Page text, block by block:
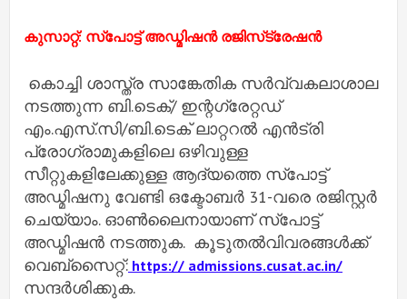
കുസാറ്റ്: സ്‌പോട്ട് അഡ്മിഷന്‍ രജിസ്‌ട്രേഷന്‍
കൊച്ചി ശാസ്ത്ര സാങ്കേതിക സര്‍വ്വകലാശാല
നടത്തുന്ന ബി.ടെക്/ ഇന്റഗ്രേറ്റഡ്
എം.എസ്.സി/ബി.ടെക് ലാറ്ററല്‍ എന്‍ട്രി
പ്രോഗ്രാമുകളിലെ ഒഴിവുള്ള
സീറ്റുകളിലേക്കുള്ള ആദ്യത്തെ സ്‌പോട്ട്
അഡ്മിഷനു വേണ്ടി ഒക്ടോബര്‍ 31-വരെ രജിസ്റ്റര്‍
ചെയ്യാം. ഓണ്‍ലൈനായാണ് സ്‌പോട്ട്
അഡ്മിഷന്‍ നടത്തുക. കൂടുതല്‍വിവരങ്ങള്‍ക്ക്
വെബ്‌സൈറ്റ്: https:// admissions.cusat.ac.in/
സന്ദര്‍ശിക്കുക.